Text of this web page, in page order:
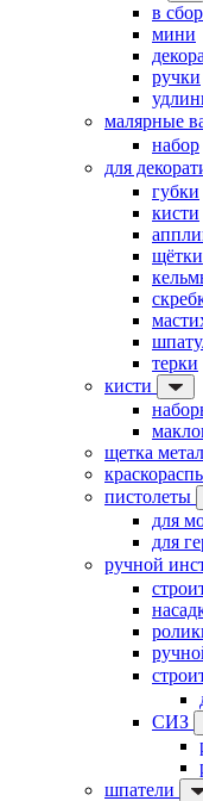
в
мини
ручки
малярные
набор
для
губки
кисти
щётки
терки
кисти
щетка
пистолеты
для
для
ручной
СИЗ
шпатели